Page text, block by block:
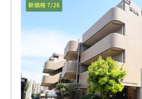
新価格 7/26